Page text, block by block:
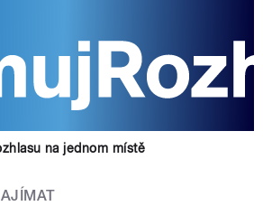
na jednom místě